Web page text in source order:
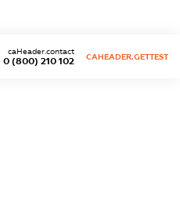
0 (800) 210 102
caHeader.contact
CAHEADER.GETTEST